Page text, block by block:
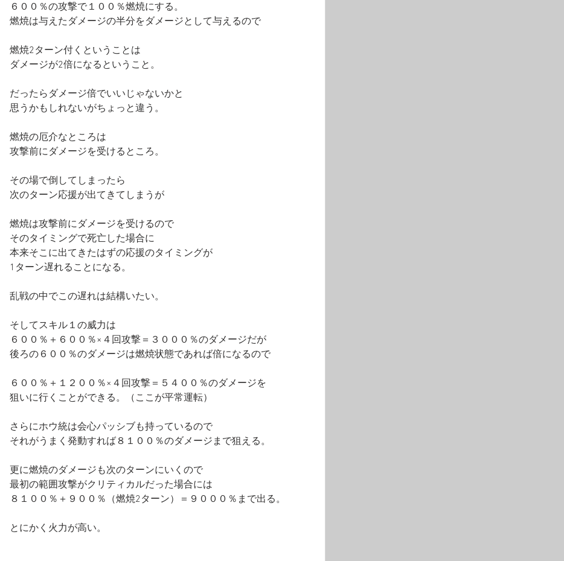
６００％の攻撃で１００％燃焼にする。
燃焼は与えたダメージの半分をダメージとして与えるので
燃焼2ターン付くということは
ダメージが2倍になるということ。
だったらダメージ倍でいいじゃないかと
思うかもしれないがちょっと違う。
燃焼の厄介なところは
攻撃前にダメージを受けるところ。
その場で倒してしまったら
次のターン応援が出てきてしまうが
燃焼は攻撃前にダメージを受けるので
そのタイミングで死亡した場合に
本来そこに出てきたはずの応援のタイミングが
1ターン遅れることになる。
乱戦の中でこの遅れは結構いたい。
そしてスキル１の威力は
６００％＋６００％×４回攻撃＝３０００％のダメージだが
後ろの６００％のダメージは燃焼状態であれば倍になるので
６００％＋１２００％×４回攻撃＝５４００％のダメージを
狙いに行くことができる。（ここが平常運転）
さらにホウ統は会心パッシブも持っているので
それがうまく発動すれば８１００％のダメージまで狙える。
更に燃焼のダメージも次のターンにいくので
最初の範囲攻撃がクリティカルだった場合には
８１００％＋９００％（燃焼2ターン）＝９０００％まで出る。
とにかく火力が高い。